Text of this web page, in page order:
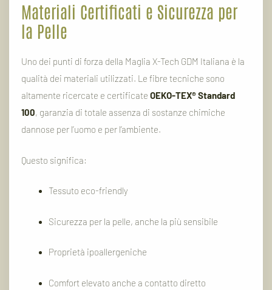
Materiali Certificati e Sicurezza per
la Pelle
Uno dei punti di forza della Maglia X-Tech GDM Italiana è la
qualità dei materiali utilizzati. Le fibre tecniche sono
altamente ricercate e certificate OEKO-TEX® Standard
100, garanzia di totale assenza di sostanze chimiche
dannose per l’uomo e per l’ambiente.
Questo significa:
Tessuto eco-friendly
Sicurezza per la pelle, anche la più sensibile
Proprietà ipoallergeniche
Comfort elevato anche a contatto diretto